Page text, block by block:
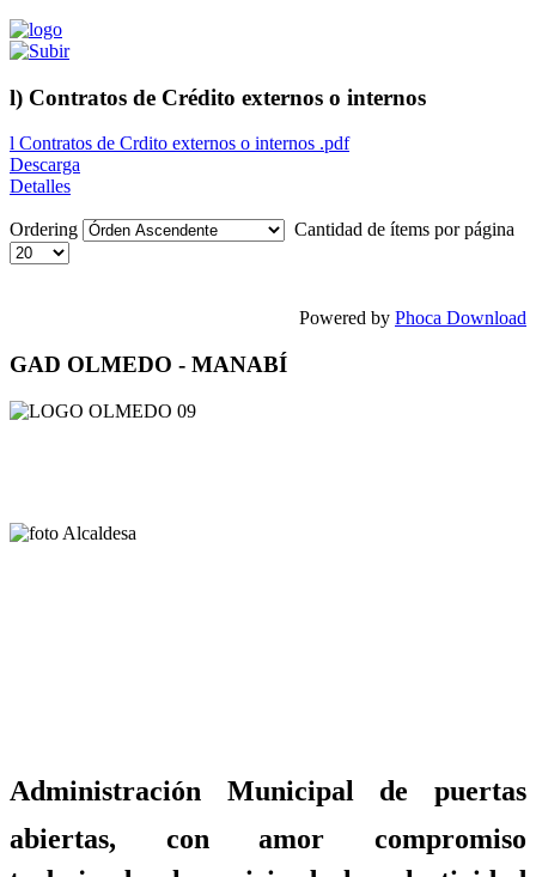
l) Contratos de Crédito externos o internos
l Contratos de Crdito externos o internos .pdf
Descarga
Detalles
Ordering Cantidad de ítems por página
Powered by Phoca Download
GAD OLMEDO - MANABÍ
Administración Municipal de puertas
abiertas, con amor compromiso